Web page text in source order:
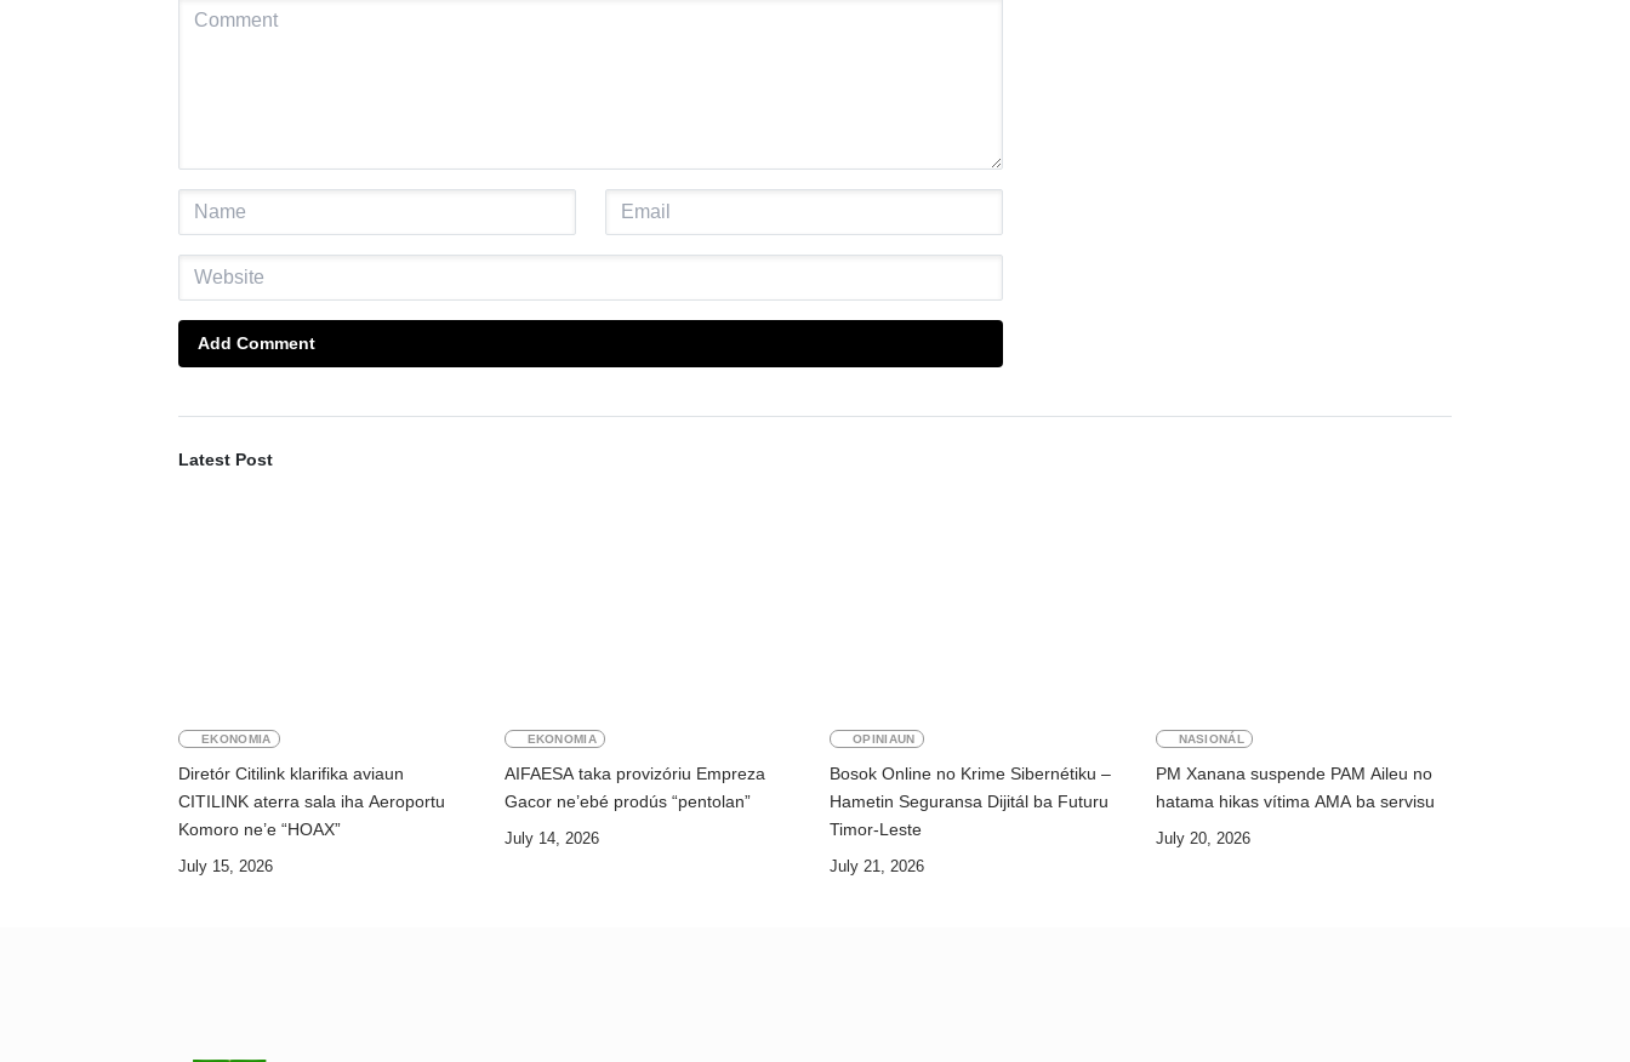
Add Comment
Latest Post
EKONOMIA
Diretór Citilink klarifika aviaun
CITILINK aterra sala iha Aeroportu
Komoro ne’e “HOAX”
July 15, 2026
EKONOMIA
AIFAESA taka provizóriu Empreza
Gacor ne’ebé prodús “pentolan”
July 14, 2026
OPINIAUN
Bosok Online no Krime Sibernétiku –
Hametin Seguransa Dijitál ba Futuru
Timor-Leste
July 21, 2026
NASIONÁL
PM Xanana suspende PAM Aileu no
hatama hikas vítima AMA ba servisu
July 20, 2026